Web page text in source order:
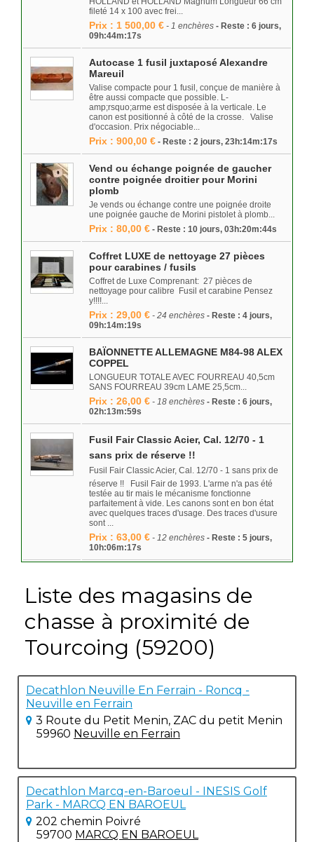
fileté 14 x 100 avec frei...
Prix : 1 500,00 € - 1 enchères - Reste : 6 jours,
09h:44m:17s
Autocase 1 fusil juxtaposé Alexandre
Mareuil
Valise compacte pour 1 fusil, conçue de manière à
être aussi compacte que possible. L-
amp;rsquo;arme est disposée à la verticale. Le
canon est positionné à côté de la crosse. Valise
d'occasion. Prix négociable...
Prix : 900,00 € - Reste : 2 jours, 23h:14m:17s
Vend ou échange poignée de gaucher
contre poignée droitier pour Morini
plomb
Je vends ou échange contre une poignée droite
une poignée gauche de Morini pistolet à plomb...
Prix : 80,00 € - Reste : 10 jours, 03h:20m:44s
Coffret LUXE de nettoyage 27 pièces
pour carabines / fusils
Coffret de Luxe Comprenant: 27 pièces de
nettoyage pour calibre Fusil et carabine Pensez
y!!!!...
Prix : 29,00 € - 24 enchères - Reste : 4 jours,
09h:14m:19s
BAÏONNETTE ALLEMAGNE M84-98 ALEX
COPPEL
LONGUEUR TOTALE AVEC FOURREAU 40,5cm
SANS FOURREAU 39cm LAME 25,5cm...
Prix : 26,00 € - 18 enchères - Reste : 6 jours,
02h:13m:59s
Fusil Fair Classic Acier, Cal. 12/70 - 1
sans prix de réserve !!
Fusil Fair Classic Acier, Cal. 12/70 - 1 sans prix de
réserve !! Fusil Fair de 1993. L'arme n'a pas été
testée au tir mais le mécanisme fonctionne
parfaitement à vide. Les canons sont en bon état
avec quelques traces d'usage. Des traces d'usure
sont ...
Prix : 63,00 € - 12 enchères - Reste : 5 jours,
10h:06m:17s
Liste des magasins de
chasse à proximité de
Tourcoing (59200)
Decathlon Neuville En Ferrain - Roncq -
Neuville en Ferrain
3 Route du Petit Menin, ZAC du petit Menin
59960 Neuville en Ferrain
Decathlon Marcq-en-Baroeul - INESIS Golf
Park - MARCQ EN BAROEUL
202 chemin Poivré
59700 MARCQ EN BAROEUL